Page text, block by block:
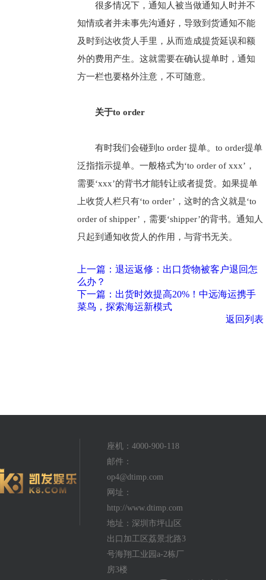
很多情况下，通知人被当做通知人时并不
知情或者并未事先沟通好，导致到货通知不能
及时到达收货人手里，从而造成提货延误和额
外的费用产生。这就需要在确认提单时，通知
方一栏也要格外注意，不可随意。
关于to order
有时我们会碰到to order 提单。to order提单
泛指指示提单。一般格式为‘to order of xxx’，
需要‘xxx’的背书才能转让或者提货。如果提单
上收货人栏只有‘to order’，这时的含义就是‘to
order of shipper’，需要‘shipper’的背书。通知人
只起到通知收货人的作用，与背书无关。
上一篇：退运返修：出口货物被客户退回怎
么办？
下一篇：出货时效提高20%！中远海运携手
菜鸟，探索海运新模式
返回列表
座机：4000-900-118
邮件：
op4@dtimp.com
网址：
http://www.dtimp.com
地址：深圳市坪山区
出口加工区荔景北路3
号海翔工业园a-2栋厂
房3楼